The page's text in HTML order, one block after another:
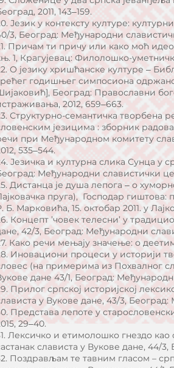
2011, 143‒159.
Језик у контексту културе:
3, Београд: Међународни
Причам ти причу или како моћ
1, Крагујевац: Филолошко-
О језику хришћанске културе ‒
годишњег симпосиона
Београд: Православни
2012, 659‒663.
Структурно-семантичка творбена
језицима : зборник
при Међународном комитету
535‒544.
Језичка и културна слика Сунца у
Међународни славистички
Дистанца је душа лепога ‒ о
пруга), Господар
Б. Марковића, 15. октобар 2011. у
Концепт ’човек телесни’ у
42/3, Београд: Међународни
Како речи мењају значење: о
Иновациони процеси у историји
(на примерима из Похвалног
дане 43/1, Београд:
Прилог српској историјској
у Вукове дане, 43/3, Београд:
Представа лепоте у
29‒40.
Лексичко и етимолошко гнездо као
слависта у Вукове дане, 44/
Поздрављам те тавним гласом –